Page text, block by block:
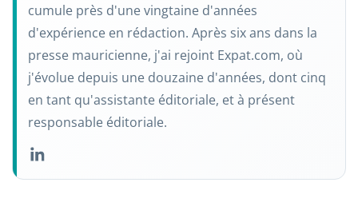
cumule près d'une vingtaine d'années
d'expérience en rédaction. Après six ans dans la
presse mauricienne, j'ai rejoint Expat.com, où
j'évolue depuis une douzaine d'années, dont cinq
en tant qu'assistante éditoriale, et à présent
responsable éditoriale.